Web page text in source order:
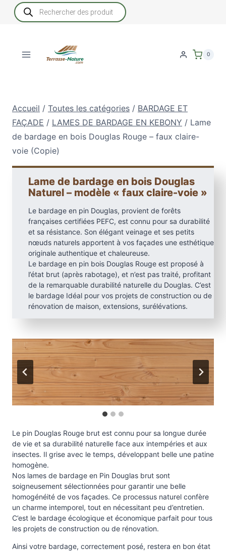
Recherche
de
produits
0
Accueil / Toutes les catégories / BARDAGE ET
FAÇADE / LAMES DE BARDAGE EN KEBONY / Lame
de bardage en bois Douglas Rouge – faux claire-
voie (Copie)
Lame de bardage en bois Douglas
Naturel – modèle « faux claire-voie »
Le bardage en pin Douglas, provient de forêts
françaises certifiées PEFC, est connu pour sa durabilité
et sa résistance. Son élégant veinage et ses petits
nœuds naturels apportent à vos façades une esthétique
originale authentique et chaleureuse.
Le bardage en pin bois Douglas Rouge est proposé à
l’état brut (après rabotage), et n’est pas traité, profitant
de la remarquable durabilité naturelle du Douglas. C’est
le bardage Idéal pour vos projets de construction ou de
rénovation de maison, extensions, surélévations.
Le pin Douglas Rouge brut est connu pour sa longue durée
de vie et sa durabilité naturelle face aux intempéries et aux
insectes. Il grise avec le temps, développant belle une patine
homogène.
Nos lames de bardage en Pin Douglas brut sont
soigneusement sélectionnées pour garantir une belle
homogénéité de vos façades. Ce processus naturel confère
un charme intemporel, tout en nécessitant peu d’entretien.
C’est le bardage écologique et économique parfait pour tous
les projets de construction ou de rénovation.
Ainsi votre bardage, correctement posé, restera en bon état